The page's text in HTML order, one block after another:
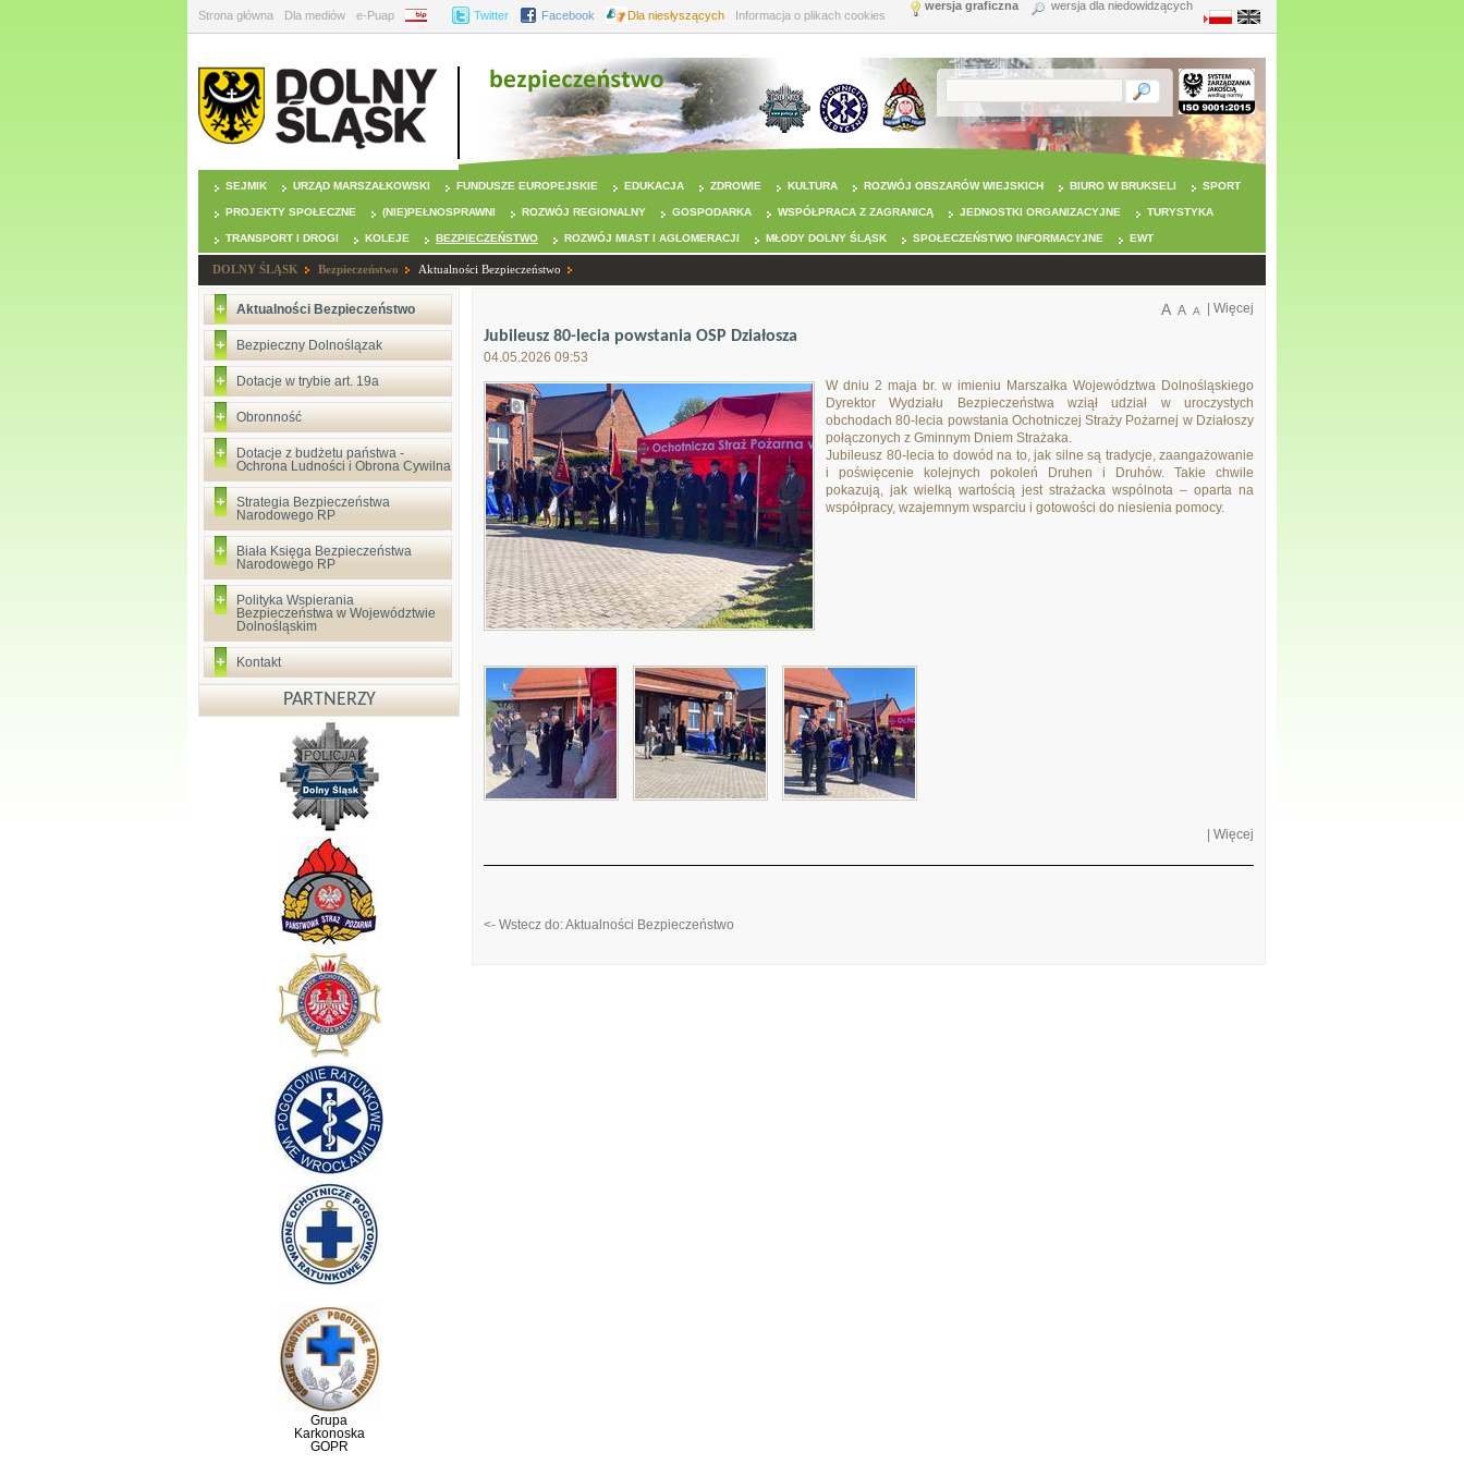
Strona główna Dla mediów e-Puap BIP Twitter Facebook Dla niesłyszących Informacja o plikach cookies
wersja graficzna wersja dla niedowidzących
SEJMIK URZĄD MARSZAŁKOWSKI FUNDUSZE EUROPEJSKIE EDUKACJA ZDROWIE KULTURA ROZWÓJ OBSZARÓW WIEJSKICH BIURO W BRUKSELI SPORT
PROJEKTY SPOŁECZNE (NIE)PEŁNOSPRAWNI ROZWÓJ REGIONALNY GOSPODARKA WSPÓŁPRACA Z ZAGRANICĄ JEDNOSTKI ORGANIZACYJNE TURYSTYKA
TRANSPORT I DROGI KOLEJE BEZPIECZEŃSTWO ROZWÓJ MIAST I AGLOMERACJI MŁODY DOLNY ŚLĄSK SPOŁECZEŃSTWO INFORMACYJNE EWT
DOLNY ŚLĄSK Bezpieczeństwo Aktualności Bezpieczeństwo
Aktualności Bezpieczeństwo
Bezpieczny Dolnoślązak
Dotacje w trybie art. 19a
Obronność
Dotacje z budżetu państwa -
Ochrona Ludności i Obrona Cywilna
Strategia Bezpieczeństwa
Narodowego RP
Biała Księga Bezpieczeństwa
Narodowego RP
Polityka Wspierania
Bezpieczeństwa w Województwie
Dolnośląskim
Kontakt
PARTNERZY
Grupa
Karkonoska
GOPR
Więcej
A A A
Jubileusz 80-lecia powstania OSP Działosza
04.05.2026 09:53
W dniu 2 maja br. w imieniu Marszałka Województwa Dolnośląskiego
Dyrektor Wydziału Bezpieczeństwa wziął udział w uroczystych
obchodach 80-lecia powstania Ochotniczej Straży Pożarnej w Działoszy
połączonych z Gminnym Dniem Strażaka.
Jubileusz 80-lecia to dowód na to, jak silne są tradycje, zaangażowanie
i poświęcenie kolejnych pokoleń Druhen i Druhów. Takie chwile
pokazują, jak wielką wartością jest strażacka wspólnota – oparta na
współpracy, wzajemnym wsparciu i gotowości do niesienia pomocy.
Więcej
<- Wstecz do: Aktualności Bezpieczeństwo